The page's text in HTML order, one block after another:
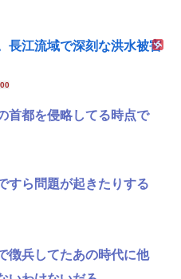
長江流域で深刻な洪水被害
首都を侵略してる時点で
すら問題が起きたりする
徴兵してたあの時代に他